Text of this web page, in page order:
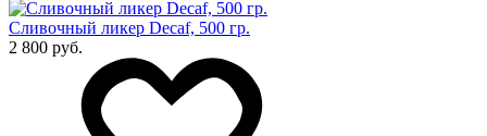
Сливочный ликер Decaf, 500 гр.
2 800 руб.